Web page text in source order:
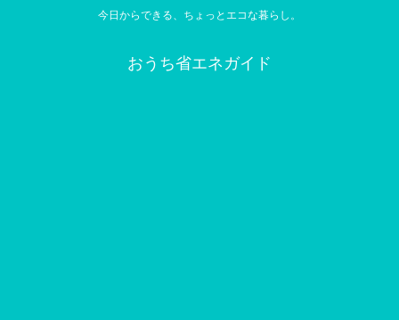
今日からできる、ちょっとエコな暮らし。
おうち省エネガイド